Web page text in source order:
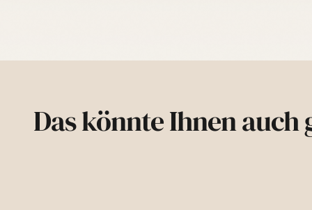
Das könnte Ihnen auch